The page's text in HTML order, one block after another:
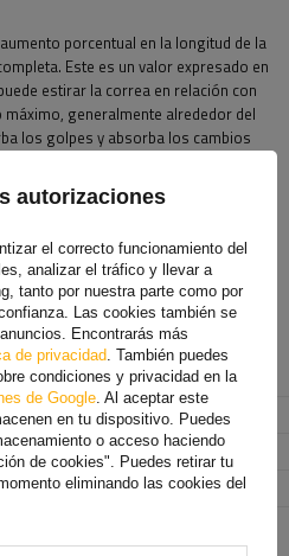
porcentual en la longitud de la
Este es un valor expresado en
estirar la correa en relación con
generalmente alrededor del
los golpes y absorba los cambios
de transporte
autorizaciones
el correcto funcionamiento del
analizar el tráfico y llevar a
tanto por nuestra parte como por
Las cookies también se
Encontrarás más
de privacidad . También puedes
condiciones y privacidad en la
de Google . Al aceptar este
en tu dispositivo. Puedes
o acceso haciendo
de cookies". Puedes retirar tu
eliminando las cookies del